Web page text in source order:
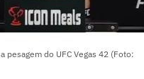
pesagem do UFC Vegas 42 (Foto: